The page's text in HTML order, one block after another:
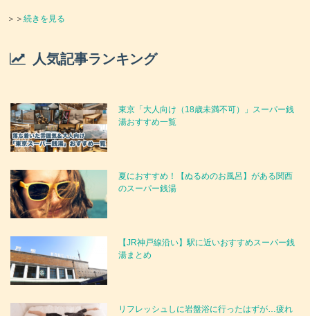
＞＞続きを見る
人気記事ランキング
東京「大人向け（18歳未満不可）」スーパー銭
湯おすすめ一覧
夏におすすめ！【ぬるめのお風呂】がある関西
のスーパー銭湯
【JR神戸線沿い】駅に近いおすすめスーパー銭
湯まとめ
リフレッシュしに岩盤浴に行ったはずが…疲れ